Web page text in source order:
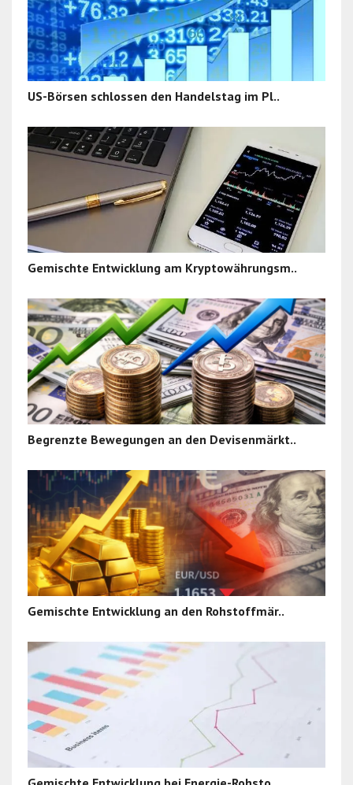
US-Börsen schlossen den Handelstag im Pl..
Gemischte Entwicklung am Kryptowährungsm..
Begrenzte Bewegungen an den Devisenmärkt..
Gemischte Entwicklung an den Rohstoffmär..